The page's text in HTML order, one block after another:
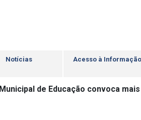
Notícias Acesso à Informação
de Educação convoca